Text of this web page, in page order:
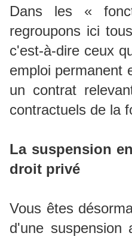
Dans les «
regroupons ici
c'est-à-dire ceux
emploi permanent
un contrat
contractuels de la
La suspension
droit privé
Vous êtes
d'une suspension